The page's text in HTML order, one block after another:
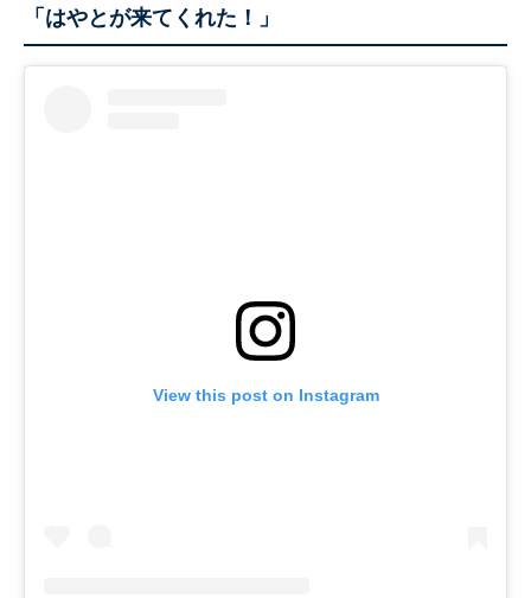
「はやとが来てくれた！」
View this post on Instagram